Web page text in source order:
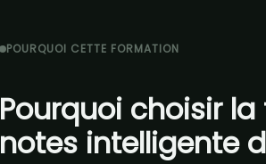
POURQUOI CETTE FORMATION
Pourquoi choisir
notes intelligente